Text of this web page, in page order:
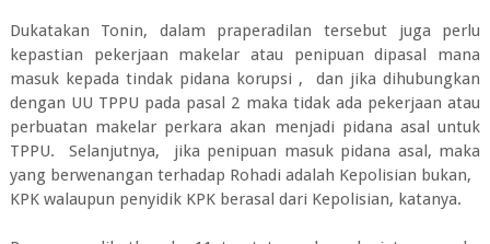
Dukatakan Tonin, dalam praperadilan tersebut juga perlu
kepastian pekerjaan makelar atau penipuan dipasal mana
masuk kepada tindak pidana korupsi , dan jika dihubungkan
dengan UU TPPU pada pasal 2 maka tidak ada pekerjaan atau
perbuatan makelar perkara akan menjadi pidana asal untuk
TPPU. Selanjutnya, jika penipuan masuk pidana asal, maka
yang berwenangan terhadap Rohadi adalah Kepolisian bukan,
KPK walaupun penyidik KPK berasal dari Kepolisian, katanya.